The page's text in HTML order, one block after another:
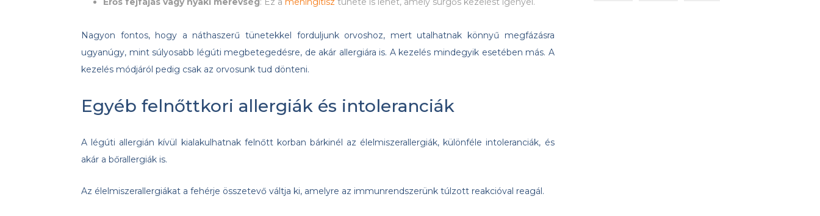
Nagyon fontos, hogy a náthaszerű tünetekkel forduljunk orvoshoz, mert utalhatnak könnyű megfázásra
ugyanúgy, mint súlyosabb légúti megbetegedésre, de akár allergiára is. A kezelés mindegyik esetében más. A
kezelés módjáról pedig csak az orvosunk tud dönteni.
Egyéb felnőttkori allergiák és intoleranciák
A légúti allergián kívül kialakulhatnak felnőtt korban bárkinél az élelmiszerallergiák, különféle intoleranciák, és
akár a bőrallergiák is.
Az élelmiszerallergiákat a fehérje összetevő váltja ki, amelyre az immunrendszerünk túlzott reakcióval reagál.